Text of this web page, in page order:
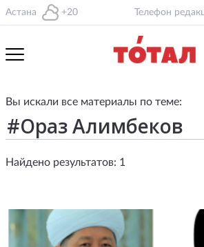
Астана +20 Телефон
Вы искали все материалы по теме:
Найдено результатов: 1